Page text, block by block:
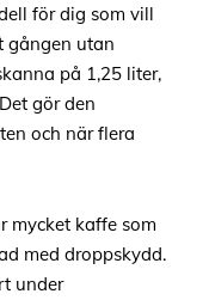
för dig som vill
gången utan
på 1,25 liter,
gör den
och när flera
mycket kaffe som
med droppskydd.
under